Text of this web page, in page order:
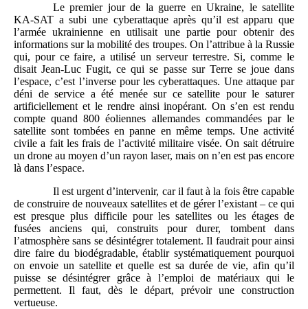
Le premier jour de la guerre en Ukraine, le satellite
KA-SAT a subi une cyberattaque après qu’il est apparu que
l’armée ukrainienne en utilisait une partie pour obtenir des
informations sur la mobilité des troupes. On l’attribue à la Russie
qui, pour ce faire, a utilisé un serveur terrestre. Si, comme le
disait Jean-Luc Fugit, ce qui se passe sur Terre se joue dans
l’espace, c’est l’inverse pour les cyberattaques. Une attaque par
déni de service a été menée sur ce satellite pour le saturer
artificiellement et le rendre ainsi inopérant. On s’en est rendu
compte quand 800 éoliennes allemandes commandées par le
satellite sont tombées en panne en même temps. Une activité
civile a fait les frais de l’activité militaire visée. On sait détruire
un drone au moyen d’un rayon laser, mais on n’en est pas encore
là dans l’espace.
Il est urgent d’intervenir, car il faut à la fois être capable
de construire de nouveaux satellites et de gérer l’existant – ce qui
est presque plus difficile pour les satellites ou les étages de
fusées anciens qui, construits pour durer, tombent dans
l’atmosphère sans se désintégrer totalement. Il faudrait pour ainsi
dire faire du biodégradable, établir systématiquement pourquoi
on envoie un satellite et quelle est sa durée de vie, afin qu’il
puisse se désintégrer grâce à l’emploi de matériaux qui le
permettent. Il faut, dès le départ, prévoir une construction
vertueuse.